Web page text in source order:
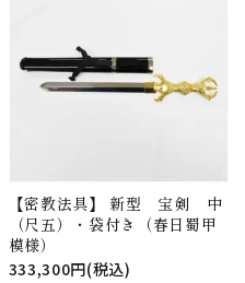
【密教法具】 新型 宝剣 中
（尺五）・袋付き（春日蜀甲
模様）
333,300円(税込)